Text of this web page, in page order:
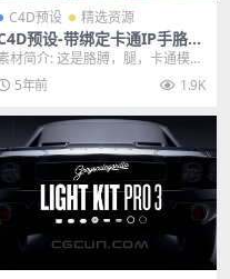
C4D预设 精选资源
预设-带绑定卡通IP手胳膊
躯干模型预设包
材简介: 这是胳膊，腿，卡通模型
包，人类风格化手臂模型预设包。
以直接附加到您...
5年前 1.9K